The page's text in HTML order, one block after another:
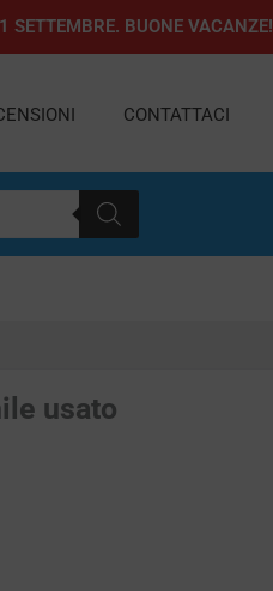
SETTEMBRE. BUONE VACANZE!
CONTATTACI
usato